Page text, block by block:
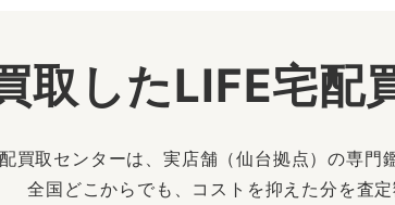
取したLIFE宅配
買取センターは、実店舗（仙台拠点）の専門
全国どこからでも、コストを抑えた分を査